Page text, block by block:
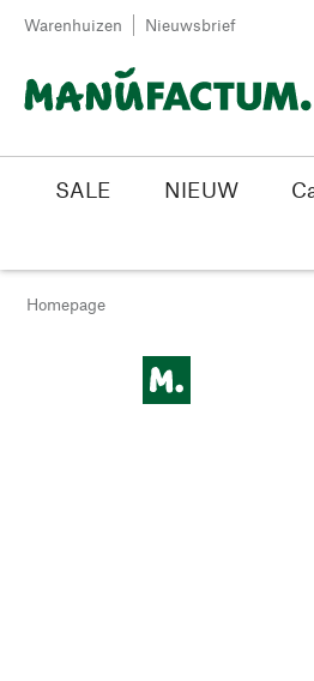
Passer au contenu
Warenhuizen Nieuwsbrief
SALE NIEUW
Homepage